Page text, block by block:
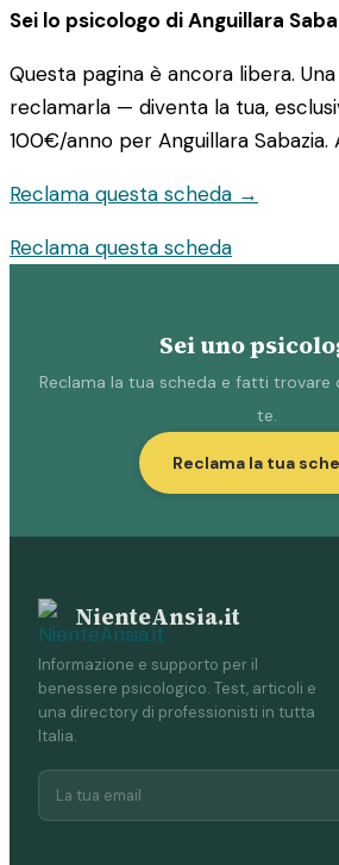
Sei lo psicologo di Anguillara
Questa pagina è ancora libera.
reclamarla — diventa la tua,
100€/anno per Anguillara
Reclama questa scheda →
Reclama questa scheda
Sei uno
Reclama la tua scheda e fatti trovare
te.
Reclama la tua
NienteAnsia.it
Informazione e supporto per il
benessere psicologico. Test, articoli e
una directory di professionisti in tutta
Italia.